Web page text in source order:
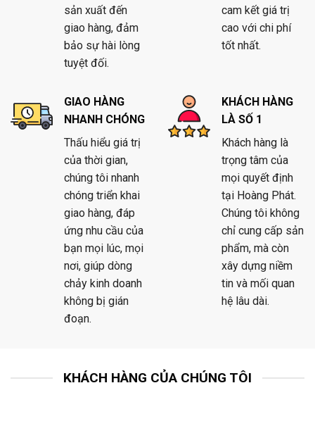
sản xuất đến
giao hàng, đảm
bảo sự hài lòng
tuyệt đối.
cam kết giá trị
cao với chi phí
tốt nhất.
GIAO HÀNG
NHANH CHÓNG
Thấu hiểu giá trị
của thời gian,
chúng tôi nhanh
chóng triển khai
giao hàng, đáp
ứng nhu cầu của
bạn mọi lúc, mọi
nơi, giúp dòng
chảy kinh doanh
không bị gián
đoạn.
KHÁCH HÀNG
LÀ SỐ 1
Khách hàng là
trọng tâm của
mọi quyết định
tại Hoàng Phát.
Chúng tôi không
chỉ cung cấp sản
phẩm, mà còn
xây dựng niềm
tin và mối quan
hệ lâu dài.
KHÁCH HÀNG CỦA CHÚNG TÔI